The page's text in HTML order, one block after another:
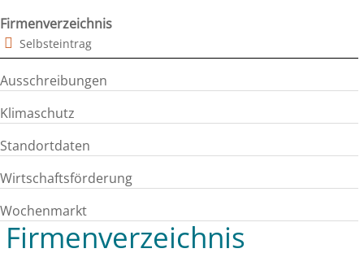
Firmenverzeichnis
Selbsteintrag
Ausschreibungen
Klimaschutz
Standortdaten
Wirtschaftsförderung
Wochenmarkt
Firmenverzeichnis